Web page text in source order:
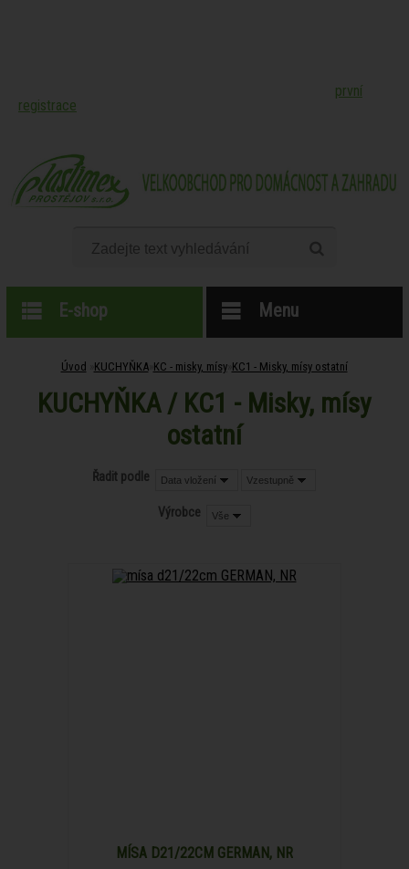
první
registrace
E-shop Menu
Úvod KUCHYŇKA» KC - misky, mísy» KC1 - Misky, mísy ostatní
KUCHYŇKA / KC1 - Misky, mísy
ostatní
Řadit podle Data vložení Vzestupně
Výrobce Vše
MÍSA D21/22CM GERMAN, NR